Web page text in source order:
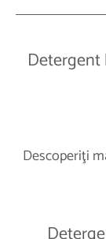
Descoperiţi